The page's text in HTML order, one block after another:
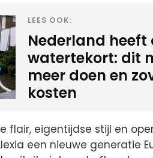
LEES OOK:
Nederland heeft
watertekort: dit
meer doen en
kosten
flair, eigentijdse stijl en
een nieuwe generatie